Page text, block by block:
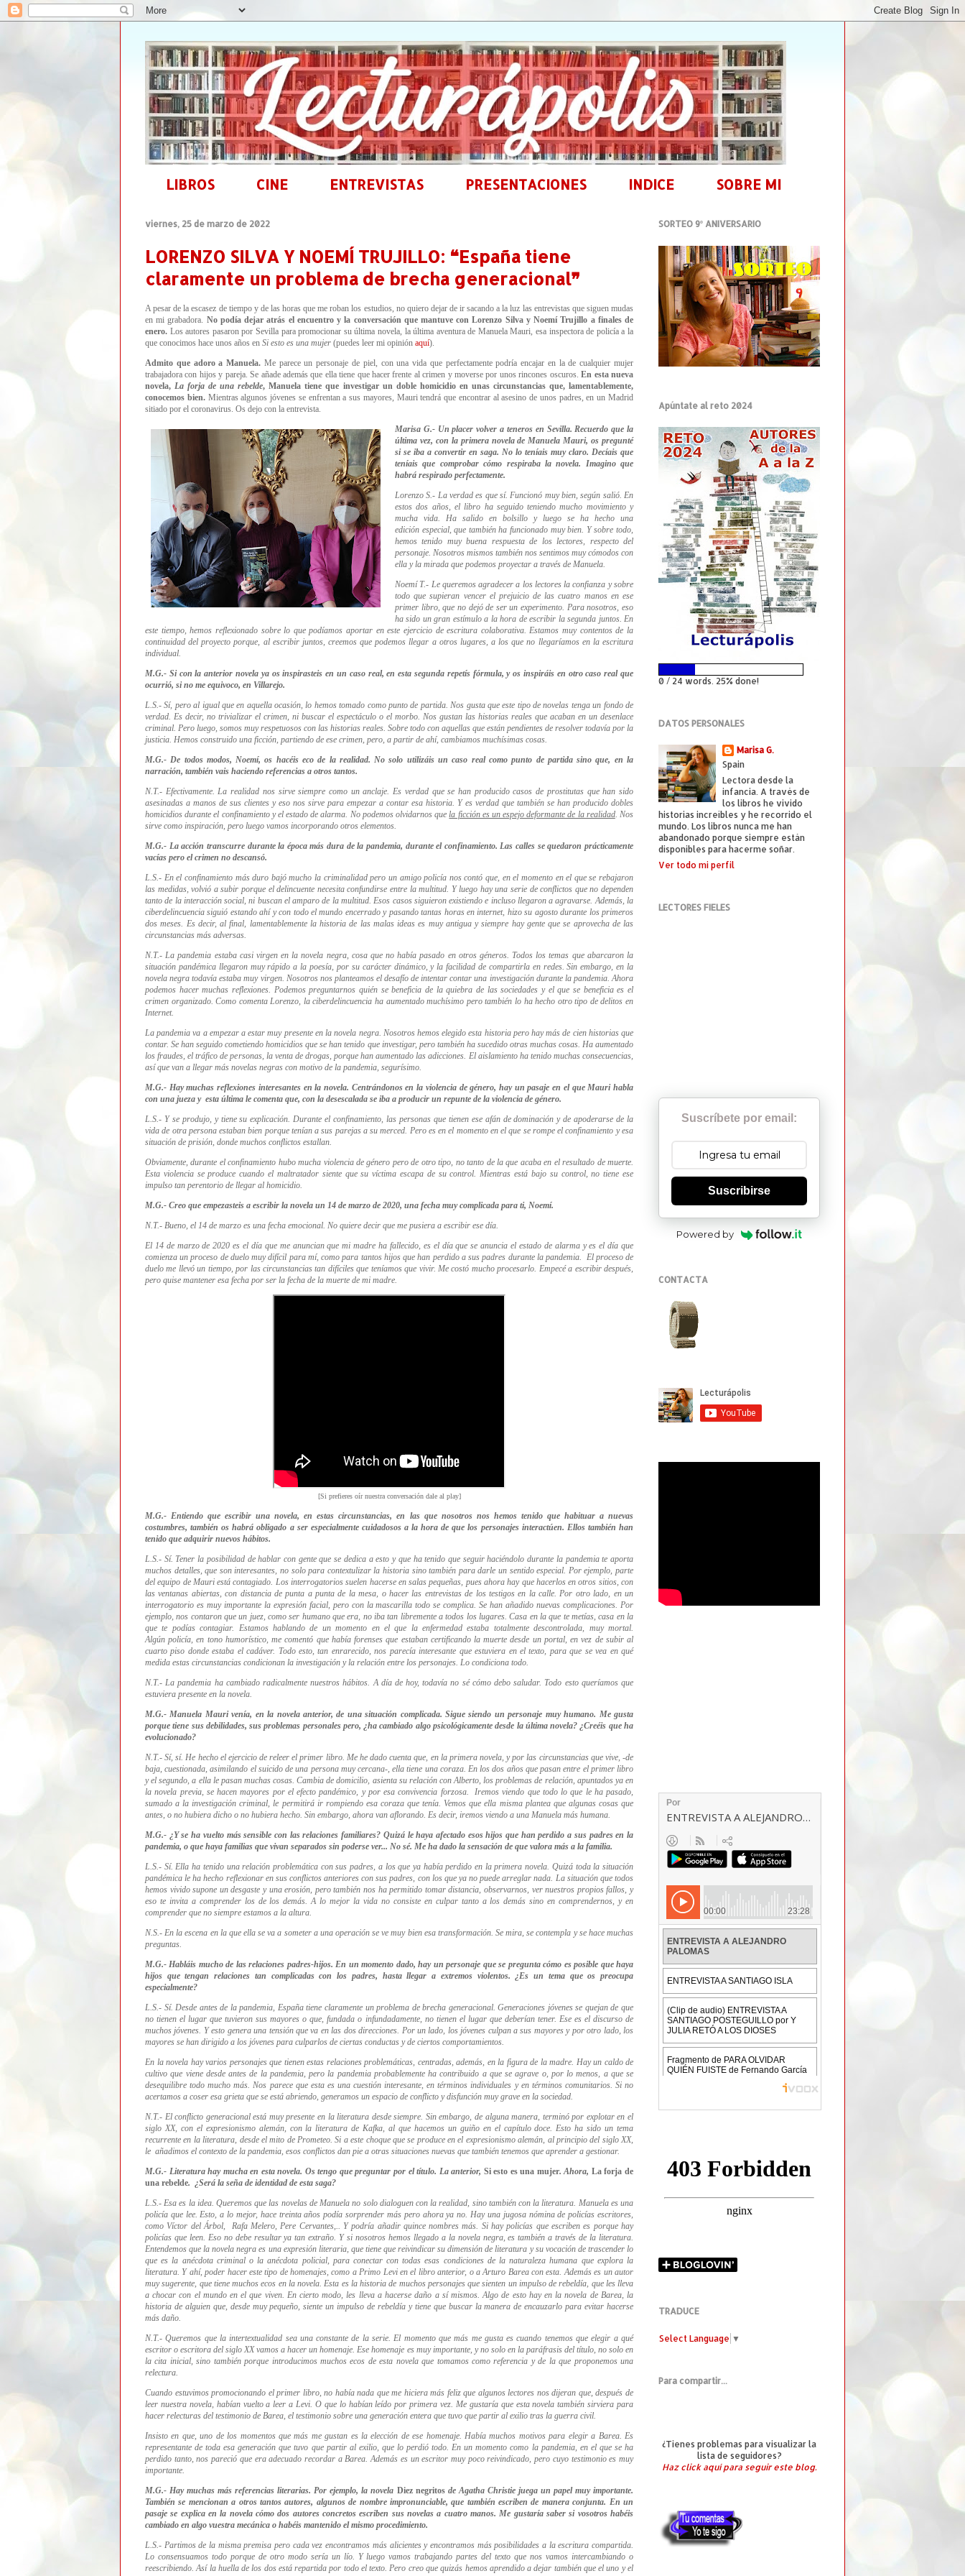
LIBROS CINE ENTREVISTAS PRESENTACIONES INDICE SOBRE MI
viernes, 25 de marzo de 2022
LORENZO SILVA Y NOEMÍ TRUJILLO: ❝España tiene
claramente un problema de brecha generacional❞
A pesar de la escasez de tiempo y de las horas que me roban los estudios, no quiero dejar de ir sacando a la luz las entrevistas que siguen mudas
en mi grabadora. No podía dejar atrás el encuentro y la conversación que mantuve con Lorenzo Silva y Noemí Trujillo a finales de
enero. Los autores pasaron por Sevilla para promocionar su última novela, la última aventura de Manuela Mauri, esa inspectora de policía a la
que conocimos hace unos años en Si esto es una mujer (puedes leer mi opinión aquí).
Admito que adoro a Manuela. Me parece un personaje de piel, con una vida que perfectamente podría encajar en la de cualquier mujer
trabajadora con hijos y pareja. Se añade además que ella tiene que hacer frente al crimen y moverse por unos rincones oscuros.En esta nueva
novela, La forja de una rebelde, Manuela tiene que investigar un doble homicidio en unas circunstancias que, lamentablemente,
conocemos bien.Mientras algunos jóvenes se enfrentan a sus mayores, Mauri tendrá que encontrar al asesino de unos padres, en un Madrid
sitiado por el coronavirus. Os dejo con la entrevista.
Marisa G.- Un placer volver a teneros en Sevilla. Recuerdo que la
última vez, con la primera novela de Manuela Mauri, os pregunté
si se iba a convertir en saga. No lo teníais muy claro. Decíais que
teníais que comprobar cómo respiraba la novela. Imagino que
habrá respirado perfectamente.
Lorenzo S.- La verdad es que sí. Funcionó muy bien, según salió. En
estos dos años, el libro ha seguido teniendo mucho movimiento y
mucha vida. Ha salido en bolsillo y luego se ha hecho una
edición especial, que también ha funcionado muy bien. Y sobre todo,
hemos tenido muy buena respuesta de los lectores, respecto del
personaje. Nosotros mismos también nos sentimos muy cómodos con
ella y la mirada que podemos proyectar a través de Manuela.
Noemí T.- Le queremos agradecer a los lectores la confianza y sobre
todo que supieran vencer el prejuicio de las cuatro manos en ese
primer libro, que no dejó de ser un experimento. Para nosotros, eso
ha sido un gran estímulo a la hora de escribir la segunda juntos. En
este tiempo, hemos reflexionado sobre lo que podíamos aportar en este ejercicio de escritura colaborativa. Estamos muy contentos de la
continuidad del proyecto porque, al escribir juntos, creemos que podemos llegar a otros lugares, a los que no llegaríamos en la escritura
individual.
M.G.- Si con la anterior novela ya os inspirasteis en un caso real, en esta segunda repetís fórmula, y os inspiráis en otro caso real que
ocurrió, si no me equivoco, en Villarejo.
L.S.- Sí, pero al igual que en aquella ocasión, lo hemos tomado como punto de partida. Nos gusta que este tipo de novelas tenga un fondo de
verdad. Es decir, no trivializar el crimen, ni buscar el espectáculo o el morbo. Nos gustan las historias reales que acaban en un desenlace
criminal. Pero luego, somos muy respetuosos con las historias reales. Sobre todo con aquellas que están pendientes de resolver todavía por la
justicia. Hemos construido una ficción, partiendo de ese crimen, pero, a partir de ahí, cambiamos muchísimas cosas.
M.G.- De todos modos, Noemí, os hacéis eco de la realidad. No solo utilizáis un caso real como punto de partida sino que, en la
narración, también vais haciendo referencias a otros tantos.
N.T.- Efectivamente. La realidad nos sirve siempre como un anclaje. Es verdad que se han producido casos de prostitutas que han sido
asesinadas a manos de sus clientes y eso nos sirve para empezar a contar esa historia. Y es verdad que también se han producido dobles
homicidios durante el confinamiento y el estado de alarma. No podemos olvidarnos que la ficción es un espejo deformante de la realidad. Nos
sirve como inspiración, pero luego vamos incorporando otros elementos.
M.G.- La acción transcurre durante la época más dura de la pandemia, durante el confinamiento. Las calles se quedaron prácticamente
vacías pero el crimen no descansó.
L.S.- En el confinamiento más duro bajó mucho la criminalidad pero un amigo policía nos contó que, en el momento en el que se rebajaron
las medidas, volvió a subir porque el delincuente necesita confundirse entre la multitud. Y luego hay una serie de conflictos que no dependen
tanto de la interacción social, ni buscan el amparo de la multitud. Esos casos siguieron existiendo e incluso llegaron a agravarse. Además, la
ciberdelincuencia siguió estando ahí y con todo el mundo encerrado y pasando tantas horas en internet, hizo su agosto durante los primeros
dos meses. Es decir, al final, lamentablemente la historia de las malas ideas es muy antigua y siempre hay gente que se aprovecha de las
circunstancias más adversas.
N.T.- La pandemia estaba casi virgen en la novela negra, cosa que no había pasado en otros géneros. Todos los temas que abarcaron la
situación pandémica llegaron muy rápido a la poesía, por su carácter dinámico, y la facilidad de compartirla en redes. Sin embargo, en la
novela negra todavía estaba muy virgen. Nosotros nos planteamos el desafío de intentar contar una investigación durante la pandemia. Ahora
podemos hacer muchas reflexiones. Podemos preguntarnos quién se beneficia de la quiebra de las sociedades y el que se beneficia es el
crimen organizado. Como comenta Lorenzo, la ciberdelincuencia ha aumentado muchísimo pero también lo ha hecho otro tipo de delitos en
Internet.
La pandemia va a empezar a estar muy presente en la novela negra. Nosotros hemos elegido esta historia pero hay más de cien historias que
contar. Se han seguido cometiendo homicidios que se han tenido que investigar, pero también ha sucedido otras muchas cosas. Ha aumentado
los fraudes, el tráfico de personas, la venta de drogas, porque han aumentado las adicciones. El aislamiento ha tenido muchas consecuencias,
así que van a llegar más novelas negras con motivo de la pandemia, segurísimo.
M.G.- Hay muchas reflexiones interesantes en la novela. Centrándonos en la violencia de género, hay un pasaje en el que Mauri habla
con una jueza y esta última le comenta que, con la desescalada se iba a producir un repunte de la violencia de género.
L.S.- Y se produjo, y tiene su explicación. Durante el confinamiento, las personas que tienen ese afán de dominación y de apoderarse de la
vida de otra persona estaban bien porque tenían a sus parejas a su merced. Pero es en el momento en el que se rompe el confinamiento y esa
situación de prisión, donde muchos conflictos estallan.
Obviamente, durante el confinamiento hubo mucha violencia de género pero de otro tipo, no tanto de la que acaba en el resultado de muerte.
Esta violencia se produce cuando el maltratador siente que su víctima escapa de su control. Mientras está bajo su control, no tiene ese
impulso tan perentorio de llegar al homicidio.
M.G.- Creo que empezasteis a escribir la novela un 14 de marzo de 2020, una fecha muy complicada para ti, Noemí.
N.T.- Bueno, el 14 de marzo es una fecha emocional. No quiere decir que me pusiera a escribir ese día.
El 14 de marzo de 2020 es el día que me anuncian que mi madre ha fallecido, es el día que se anuncia el estado de alarma y es el día que
comienza un proceso de duelo muy difícil para mí, como para tantos hijos que han perdido a sus padres durante la pandemia.
El proceso de
duelo me llevó un tiempo, por las circunstancias tan difíciles que teníamos que vivir. Me costó mucho procesarlo. Empecé a escribir después,
pero quise mantener esa fecha por ser la fecha de la muerte de mi madre.
[Si prefieres oír nuestra conversación dale al play]
M.G.- Entiendo que escribir una novela, en estas circunstancias, en las que nosotros nos hemos tenido que habituar a nuevas
costumbres, también os habrá obligado a ser especialmente cuidadosos a la hora de que los personajes interactúen. Ellos también han
tenido que adquirir nuevos hábitos.
L.S.- Sí. Tener la posibilidad de hablar con gente que se dedica a esto y que ha tenido que seguir haciéndolo durante la pandemia te aporta
muchos detalles, que son interesantes, no solo para contextulizar la historia sino también para darle un sentido especial. Por ejemplo, parte
del equipo de Mauri está contagiado. Los interrogatorios suelen hacerse en salas pequeñas, pues ahora hay que hacerlos en otros sitios, con
las ventanas abiertas, con distancia de punta a punta de la mesa, o hacer las entrevistas de los testigos en la calle. Por otro lado, en un
interrogatorio es muy importante la expresión facial, pero con la mascarilla todo se complica. Se han añadido nuevas complicaciones. Por
ejemplo, nos contaron que un juez, como ser humano que era, no iba tan libremente a todos los lugares. Casa en la que te metías, casa en la
que te podías contagiar. Estamos hablando de un momento en el que la enfermedad estaba totalmente descontrolada, muy mortal.
Algún policía, en tono humorístico, me comentó que había forenses que estaban certificando la muerte desde un portal, en vez de subir al
cuarto piso donde estaba el cadáver. Todo esto, tan enrarecido, nos parecía interesante que estuviera en el texto, para que se vea en qué
medida estas circunstancias condicionan la investigación y la relación entre los personajes. Lo condiciona todo.
N.T.- La pandemia ha cambiado radicalmente nuestros hábitos. A día de hoy, todavía no sé cómo debo saludar. Todo esto queríamos que
estuviera presente en la novela.
M.G.- Manuela Mauri venía, en la novela anterior, de una situación complicada. Sigue siendo un personaje muy humano. Me gusta
porque tiene sus debilidades, sus problemas personales pero, ¿ha cambiado algo psicológicamente desde la última novela? ¿Creéis que ha
evolucionado?
N.T.- Sí, sí. He hecho el ejercicio de releer el primer libro. Me he dado cuenta que, en la primera novela, y por las circunstancias que vive, -de
baja, cuestionada, asimilando el suicido de una persona muy cercana-, ella tiene una coraza. En los dos años que pasan entre el primer libro
y el segundo, a ella le pasan muchas cosas. Cambia de domicilio, asienta su relación con Alberto, los problemas de relación, apuntados ya en
la novela previa, se hacen mayores por el efecto pandémico, y por esa convivencia forzosa. Iremos viendo que todo lo que le ha pasado,
sumado a la investigación criminal, le permitirá ir rompiendo esa coraza que tenía. Vemos que ella misma plantea que algunas cosas que
antes, o no hubiera dicho o no hubiera hecho. Sin embargo, ahora van aflorando. Es decir, iremos viendo a una Manuela más humana.
M.G.- ¿Y se ha vuelto más sensible con las relaciones familiares? Quizá le haya afectado esos hijos que han perdido a sus padres en la
pandemia, o que haya familias que vivan separados sin poderse ver... No sé. Me ha dado la sensación de que valora más a la familia.
L.S.- Sí. Ella ha tenido una relación problemática con sus padres, a los que ya había perdido en la primera novela. Quizá toda la situación
pandémica le ha hecho reflexionar en sus conflictos anteriores con sus padres, con los que ya no puede arreglar nada. La situación que todos
hemos vivido supone un desgaste y una erosión, pero también nos ha permitido tomar distancia, observarnos, ver nuestros propios fallos, y
eso te invita a comprender los de los demás. A lo mejor la vida no consiste en culpar tanto a los demás sino en comprendernos, y en
comprender que no siempre estamos a la altura.
N.S.- En la escena en la que ella se va a someter a una operación se ve muy bien esa transformación. Se mira, se contempla y se hace muchas
preguntas.
M.G.- Habláis mucho de las relaciones padres-hijos. En un momento dado, hay un personaje que se pregunta cómo es posible que haya
hijos que tengan relaciones tan complicadas con los padres, hasta llegar a extremos violentos. ¿Es un tema que os preocupa
especialmente?
L.S.- Sí. Desde antes de la pandemia, España tiene claramente un problema de brecha generacional. Generaciones jóvenes se quejan de que
no tienen el lugar que tuvieron sus mayores o que, fundada o infundadamente, no tienen el lugar que deberían tener. Ese es el discurso de
muchos jóvenes. Y esto genera una tensión que va en las dos direcciones. Por un lado, los jóvenes culpan a sus mayores y por otro lado, los
mayores se han dirigido a los jóvenes para culparlos de ciertas conductas y de ciertos comportamientos.
En la novela hay varios personajes que tienen estas relaciones problemáticas, centradas, además, en la figura de la madre. Hay un caldo de
cultivo que viene desde antes de la pandemia, pero la pandemia probablemente ha contribuido a que se agrave o, por lo menos, a que se
desequilibre todo mucho más. Nos parece que esta es una cuestión interesante, en términos individuales y en términos comunitarios. Si no
acertamos a coser esa grieta que se está abriendo, generamos un espacio de conflicto y disfunción muy grave en la sociedad.
N.T.- El conflicto generacional está muy presente en la literatura desde siempre. Sin embargo, de alguna manera, terminó por explotar en el
siglo XX, con el expresionismo alemán, conla literatura de Kafka, al que hacemos un guiño en el capítulo doce. Esto ha sido un tema
recurrente en la literatura, desde el mito de Prometeo. Si a este choque que se produce en el expresionismo alemán, al principio del siglo XX,
le añadimos el contexto de la pandemia, esos conflictos dan pie a otras situaciones nuevas que también tenemos que aprender a gestionar.
M.G.- Literatura hay mucha en esta novela. Os tengo que preguntar por el título. La anterior, Si esto es una mujer. Ahora, La forja de
una rebelde. ¿Será la seña de identidad de esta saga?
L.S.- Esa es la idea. Queremos que las novelas de Manuela no solo dialoguen con la realidad, sino también con la literatura. Manuela es una
policía que lee. Esto, a lo mejor, hace treinta años podía sorprender más pero ahora ya no. Hay una jugosa nómina de policías escritores,
como Víctor del Árbol, Rafa Melero, Pere Cervantes,
.. Y podría añadir quince nombres más. Si hay policías que escriben es porque hay
policías que leen. Eso no debe resultar ya tan extraño. Y si nosotros hemos llegado a la novela negra, es también a través de la literatura.
Entendemos que la novela negra es una expresión literaria, que tiene que reivindicar su dimensión de literatura y su vocación de trascender lo
que es la anécdota criminal o la anécdota policial, para conectar con todas esas condiciones de la naturaleza humana que explora la
literatura. Y ahí, poder hacer este tipo de homenajes, como a Primo Levi en el libro anterior, o a Arturo Barea con esta. Además es un autor
muy sugerente, que tiene muchos ecos en la novela. Esta es la historia de muchos personajes que sienten un impulso de rebeldía, que les lleva
a chocar con el mundo en el que viven. En cierto modo, les lleva a hacerse daño a sí mismos. Algo de esto hay en la novela de Barea, la
historia de alguien que, desde muy pequeño, siente un impulso de rebeldía y tiene que buscar la manera de encauzarlo para evitar hacerse
más daño.
N.T.- Queremos que la intertextualidad sea una constante de la serie. El momento que más me gusta es cuando tenemos que elegir a qué
escritor o escritora del siglo XX vamos a hacer un homenaje. Ese homenaje es muy importante, y no solo en la paráfrasis del título, no solo en
la cita inicial, sino también porque introducimos muchos ecos de esta novela que tomamos como referencia y de la que proponemos una
relectura.
Cuando estuvimos promocionando el primer libro, no había nada que me hiciera más feliz que algunos lectores nos dijeran que, después de
leer nuestra novela, habían vuelto a leer a Levi. O que lo habían leído por primera vez. Me gustaría que esta novela también sirviera para
hacer relecturas del testimonio de Barea, el testimonio sobre una generación entera que tuvo que partir al exilio tras la guerra civil.
Insisto en que, uno de los momentos que más me gustan es la elección de ese homenaje. Había muchos motivos para elegir a Barea. Es
representante de toda esa generación que tuvo que partir al exilio, que lo perdió todo. En un momento como la pandemia, en el que se ha
perdido tanto, nos pareció que era adecuado recordar a Barea. Además es un escritor muy poco reivindicado, pero cuyo testimonio es muy
importante.
M.G.- Hay muchas más referencias literarias. Por ejemplo, la novela Diez negritosde Agatha Christie juega un papel muy importante.
También se mencionan a otros tantos autores, algunos de nombre impronunciable, que también escriben de manera conjunta. En un
pasaje se explica en la novela cómo dos autores concretos escriben sus novelas a cuatro manos. Me gustaría saber si vosotros habéis
cambiado en algo vuestra mecánica o habéis mantenido el mismo procedimiento.
L.S.- Partimos de la misma premisa pero cada vez encontramos más alicientes y encontramos más posibilidades a la escritura compartida.
Lo consensuamos todo porque de otro modo sería un lío. Y luego vamos trabajando partes del texto que nos vamos intercambiando o
reescribiendo. Así la huella de los dos está repartida por todo el texto. Pero creo que quizás hemos aprendido a dejar también que el uno y el
SORTEO 9º ANIVERSARIO
Apúntate al reto 2024
0 / 24 words. 25% done!
DATOS PERSONALES
Marisa G.
Spain
Lectora desde la
infancia. A través de
los libros he vivido
historias increíbles y he recorrido el
mundo. Los libros nunca me han
abandonado porque siempre están
disponibles para hacerme soñar.
Ver todo mi perfil
LECTORES FIELES
Suscríbete por email:
Suscribirse
Powered by
CONTACTA
TRADUCE
Select Language ▼
Para compartir...
¿Tienes problemas para visualizar la
lista de seguidores?
Haz click aquí para seguir este blog.